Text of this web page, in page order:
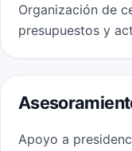
Organización de
presupuestos y
Apoyo a